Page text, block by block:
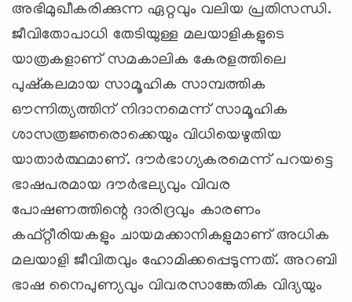
അഭിമുഖീകരിക്കുന്ന ഏറ്റവും വലിയ പ്രതിസന്ധി.
ജീവിതോപാധി തേടിയുള്ള മലയാളികളുടെ
യാത്രകളാണ് സമകാലിക കേരളത്തിലെ
പുഷ്‌കലമായ സാമൂഹിക സാമ്പത്തിക
ഔന്നിത്യത്തിന് നിദാനമെന്ന് സാമൂഹിക
ശാസത്രജ്ഞരൊക്കെയും വിധിയെഴുതിയ
യാതാര്‍ത്ഥമാണ്. ദൗര്‍ഭാഗ്യകരമെന്ന് പറയട്ടെ
ഭാഷപരമായ ദൗര്‍ഭല്യവും വിവര
പോഷണത്തിന്റെ ദാരിദ്രവും കാരണം
കഫ്റ്റീരിയകളും ചായമക്കാനികളുമാണ് അധിക
മലയാളി ജീവിതവും ഹോമിക്കപ്പെടുന്നത്. അറബി
ഭാഷ നൈപുണ്യവും വിവരസാങ്കേതിക വിദ്യയും